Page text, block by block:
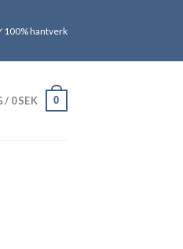
hantverk
/ 0SEK 0